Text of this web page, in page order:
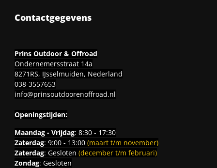
Contactgegevens
Prins Outdoor & Offroad
Ondernemersstraat 14a
8271RS, IJsselmuiden, Nederland
038-3557653
info@prinsoutdoorenoffroad.nl
Openingstijden:
Maandag - Vrijdag: 8:30 - 17:30
Zaterdag: 9:00 - 13:00 (maart t/m november)
Zaterdag: Gesloten (december t/m februari)
Zondag: Gesloten